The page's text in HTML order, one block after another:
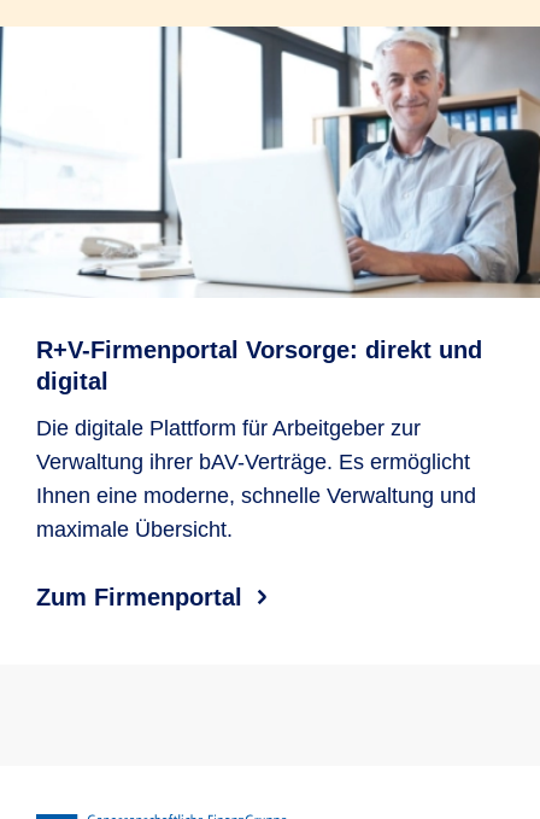
R+V-Firmenportal Vorsorge: direkt und
digital
Die digitale Plattform für Arbeitgeber zur
Verwaltung ihrer bAV-Verträge. Es ermöglicht
Ihnen eine moderne, schnelle Verwaltung und
maximale Übersicht.
Zum Firmenportal